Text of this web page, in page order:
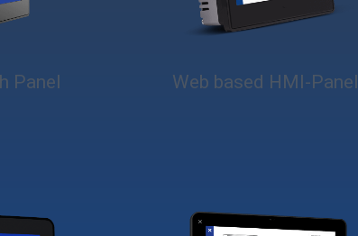
Panel Web based HMI-Panel